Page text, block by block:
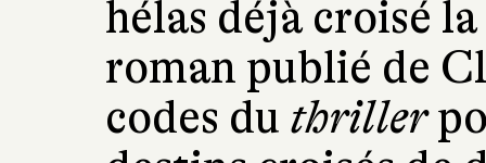
hélas déjà croisé
roman publié de
codes du thriller